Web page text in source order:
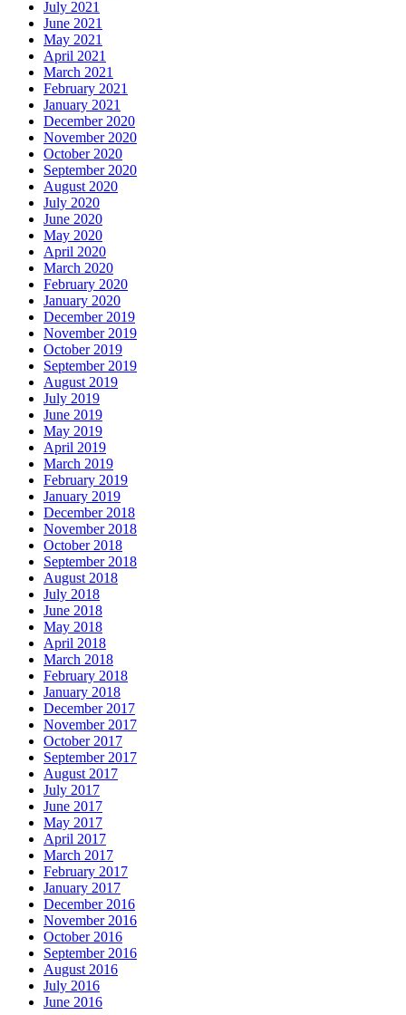
July 2021
June 2021
May 2021
April 2021
March 2021
February 2021
January 2021
December 2020
November 2020
October 2020
September 2020
August 2020
July 2020
June 2020
May 2020
April 2020
March 2020
February 2020
January 2020
December 2019
November 2019
October 2019
September 2019
August 2019
July 2019
June 2019
May 2019
April 2019
March 2019
February 2019
January 2019
December 2018
November 2018
October 2018
September 2018
August 2018
July 2018
June 2018
May 2018
April 2018
March 2018
February 2018
January 2018
December 2017
November 2017
October 2017
September 2017
August 2017
July 2017
June 2017
May 2017
April 2017
March 2017
February 2017
January 2017
December 2016
November 2016
October 2016
September 2016
August 2016
July 2016
June 2016